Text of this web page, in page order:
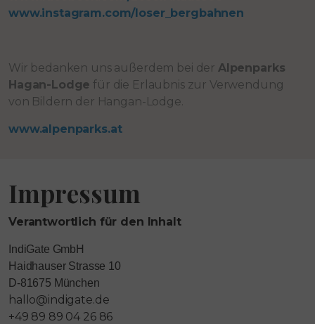
www.instagram.com/loser_bergbahnen
Wir bedanken uns außerdem bei der Alpenparks
Hagan-Lodge für die Erlaubnis zur Verwendung
von Bildern der Hangan-Lodge.
www.alpenparks.at
Impressum
Verantwortlich für den Inhalt
IndiGate GmbH
Haidhauser Strasse 10
D-81675 München
hallo@indigate.de
+49 89 89 04 26 86